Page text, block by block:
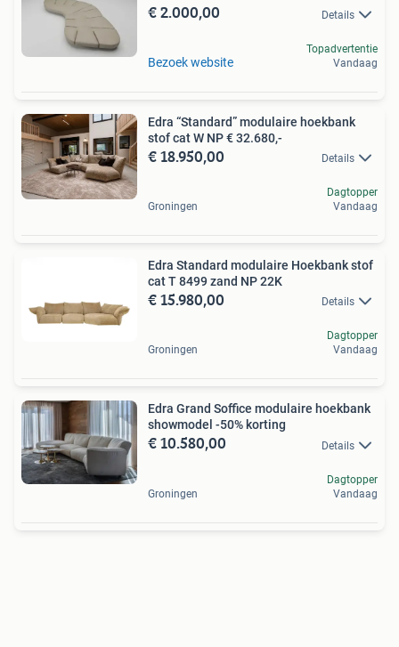
€ 2.000,00 Details
Bezoek website
Topadvertentie
Vandaag
Edra “Standard” modulaire hoekbank
stof cat W NP € 32.680,-
€ 18.950,00 Details
Groningen
Dagtopper
Vandaag
Edra Standard modulaire Hoekbank stof
cat T 8499 zand NP 22K
€ 15.980,00 Details
Groningen
Dagtopper
Vandaag
Edra Grand Soffice modulaire hoekbank
showmodel -50% korting
€ 10.580,00 Details
Groningen
Dagtopper
Vandaag